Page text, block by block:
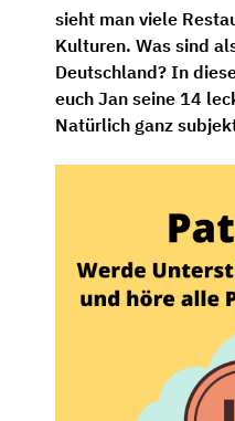
sieht man viele
Kulturen. Was sind
Deutschland? In
euch Jan seine 14
Natürlich ganz